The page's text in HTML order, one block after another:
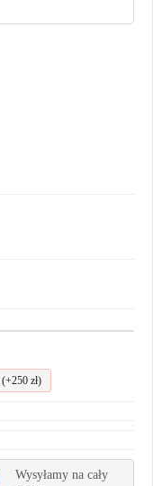
(+250 zł)
Wysyłamy na cały